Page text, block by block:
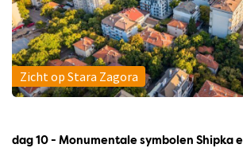
Zicht op Stara Zagora
dag 10 - Monumentale symbolen Shipka